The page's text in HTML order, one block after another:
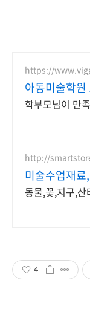
https://
아동미술학
학부모님이 만
http://
미술수업재
동물,꽃,지구,
4